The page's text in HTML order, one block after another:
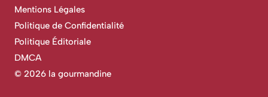
© 2026 la gourmandine
Mentions Légales
Politique de Confidentialité
Politique Éditoriale
DMCA